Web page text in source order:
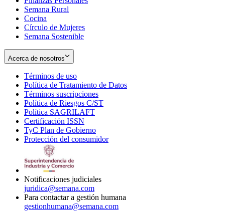
Semana Rural
Cocina
Círculo de Mujeres
Semana Sostenible
Acerca de nosotros
Términos de uso
in
new
window
Política de Tratamiento de Datos
Términos suscripciones
in
Política de Riesgos C/ST
Política SAGRILAFT
new
window
Certificación ISSN
in
new
TyC Plan de Gobierno
in
Protección del consumidorOpens
Notificaciones judiciales
juridica@semana.com
Para contactar a gestión humana
gestionhumana@semana.com